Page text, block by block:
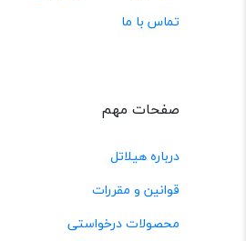
تماس با ما
صفحات مهم
درباره هیلاتل
قوانین و مقررات
محصولات درخواستی